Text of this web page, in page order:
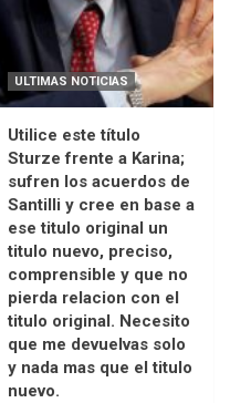
ULTIMAS NOTICIAS
Utilice este título
Sturze frente a Karina;
sufren los acuerdos de
Santilli y cree en base a
ese titulo original un
titulo nuevo, preciso,
comprensible y que no
pierda relacion con el
titulo original. Necesito
que me devuelvas solo
y nada mas que el titulo
nuevo.